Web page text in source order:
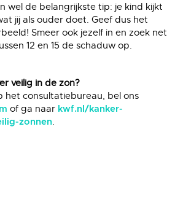
wel de belangrijkste tip: je kind kijkt
jij als ouder doet. Geef dus het
Smeer ook jezelf in en zoek net
12 en 15 de schaduw op.
veilig in de zon?
het consultatiebureau, bel ons
of ga naar kwf.nl/kanker-
zonnen.